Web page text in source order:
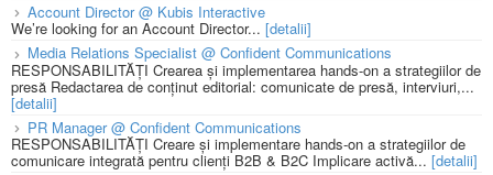
Account Director @ Kubis Interactive
We’re looking for an Account Director... [detalii]
Media Relations Specialist @ Confident Communications
RESPONSABILITĂȚI Crearea și implementarea hands-on a strategiilor de
presă Redactarea de conținut editorial: comunicate de presă, interviuri,...
[detalii]
PR Manager @ Confident Communications
RESPONSABILITĂȚI Creare și implementare hands-on a strategiilor de
comunicare integrată pentru clienți B2B & B2C Implicare activă... [detalii]